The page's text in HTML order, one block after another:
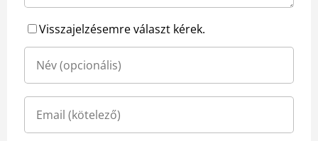
Visszajelzésemre választ kérek.